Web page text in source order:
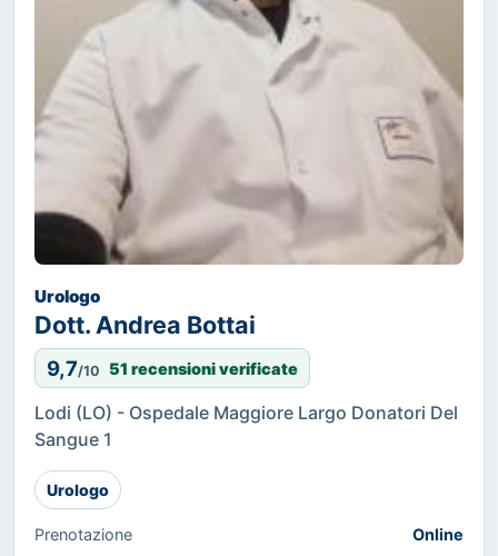
Urologo
Dott. Andrea Bottai
9,7/10 51 recensioni verificate
Lodi (LO) - Ospedale Maggiore Largo Donatori Del
Sangue 1
Urologo
Prenotazione
Online